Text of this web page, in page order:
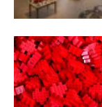
J'accepte les
* Champ